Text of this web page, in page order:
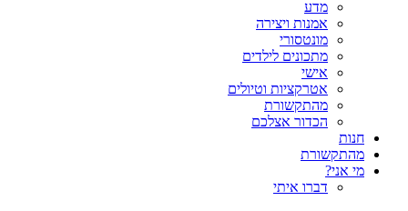
מדע
אמנות ויצירה
מונטסורי
מתכונים לילדים
אישי
אטרקציות וטיולים
מהתקשורת
הכדור אצלכם
חנות
מהתקשורת
מי אני?
דברו איתי